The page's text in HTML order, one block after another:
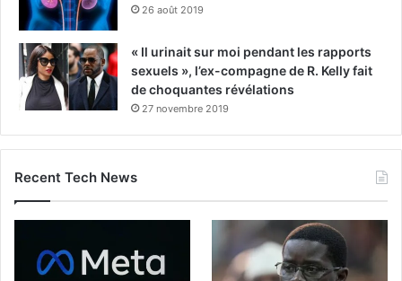
26 août 2019
« Il urinait sur moi pendant les rapports
sexuels », l’ex-compagne de R. Kelly fait
de choquantes révélations
27 novembre 2019
Recent Tech News